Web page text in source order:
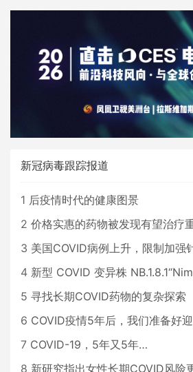
新冠病毒跟踪报道
1 后疫情时代的健康图景
2 价格实惠的药物被发现有望治疗
3 美国COVID病例上升，限制加强
4 新型 COVID 变异株 NB.1.8.1“Nimbus”现
5 寻找长期COVID药物的复杂探索
6 COVID疫情5年后，我们准备好迎接
7 COVID-19，5年又5年…
8 新研究指出女性长期COVID风险更高